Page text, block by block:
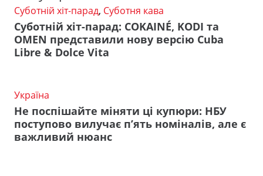
Суботній хіт-парад, Суботня кава
Суботній хіт-парад: COKAINÉ, KODI та
OMEN представили нову версію Cuba
Libre & Dolce Vita
Україна
Не поспішайте міняти ці купюри: НБУ
поступово вилучає п’ять номіналів, але є
важливий нюанс